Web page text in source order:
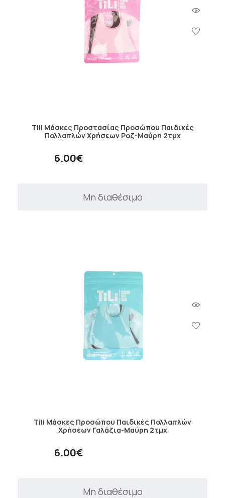
Tili Μάσκες Προστασίας Προσώπου Παιδικές
Πολλαπλών Χρήσεων Pοζ-Μαύρη 2τμχ
6.00€
Μη διαθέσιμο
Tili Μάσκες Προσώπου Παιδικές Πολλαπλών
Χρήσεων Γαλάζια-Μαύρη 2τμχ
6.00€
Μη διαθέσιμο